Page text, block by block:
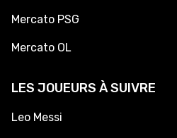
Mercato PSG
Mercato OL
LES JOUEURS À SUIVRE
Leo Messi